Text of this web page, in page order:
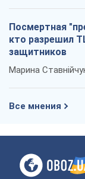
Посмертная
кто разрешил
защитников
Марина
Все мнения